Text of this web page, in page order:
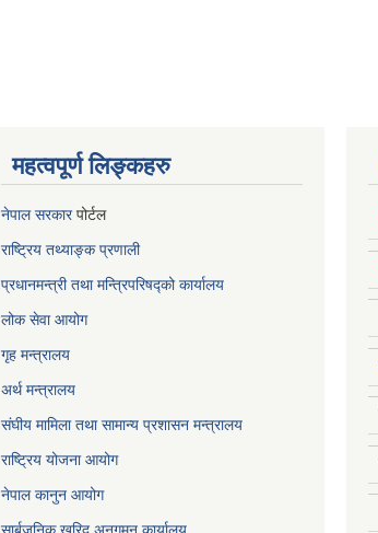
महत्वपूर्ण लिङ्कहरु
नेपाल सरकारपोर्टल
राष्ट्रिय तथ्याङ्क प्रणाली
प्रधानमन्त्री तथा मन्त्रिपरिषद्को कार्यालय
लोक सेवाआयोग
गृह मन्त्रालय
अर्थ मन्त्रालय
संघीय मामिला तथा सामान्य प्रशासन मन्त्रालय
राष्ट्रिय योजना आयोग
नेपाल कानुन आयोग